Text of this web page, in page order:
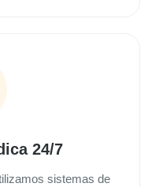
24/7
sistemas de